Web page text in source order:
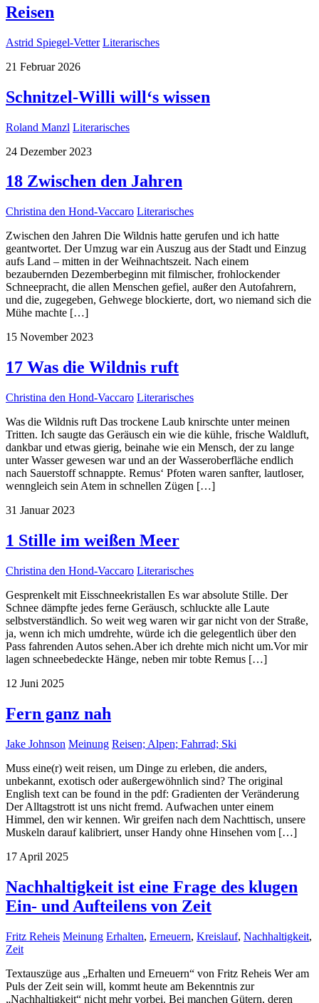
Reisen
Astrid Spiegel-Vetter Literarisches
21 Februar 2026
Schnitzel-Willi will‘s wissen
Roland Manzl Literarisches
24 Dezember 2023
18 Zwischen den Jahren
Christina den Hond-Vaccaro Literarisches
Zwischen den Jahren Die Wildnis hatte gerufen und ich hatte
geantwortet. Der Umzug war ein Auszug aus der Stadt und Einzug
aufs Land – mitten in der Weihnachtszeit. Nach einem
bezaubernden Dezemberbeginn mit filmischer, frohlockender
Schneepracht, die allen Menschen gefiel, außer den Autofahrern,
und die, zugegeben, Gehwege blockierte, dort, wo niemand sich die
Mühe machte […]
15 November 2023
17 Was die Wildnis ruft
Christina den Hond-Vaccaro Literarisches
Was die Wildnis ruft Das trockene Laub knirschte unter meinen
Tritten. Ich saugte das Geräusch ein wie die kühle, frische Waldluft,
dankbar und etwas gierig, beinahe wie ein Mensch, der zu lange
unter Wasser gewesen war und an der Wasseroberfläche endlich
nach Sauerstoff schnappte. Remus‘ Pfoten waren sanfter, lautloser,
wenngleich sein Atem in schnellen Zügen […]
31 Januar 2023
1 Stille im weißen Meer
Christina den Hond-Vaccaro Literarisches
Gesprenkelt mit Eisschneekristallen Es war absolute Stille. Der
Schnee dämpfte jedes ferne Geräusch, schluckte alle Laute
selbstverständlich. So weit weg waren wir gar nicht von der Straße,
ja, wenn ich mich umdrehte, würde ich die gelegentlich über den
Pass fahrenden Autos sehen.Aber ich drehte mich nicht um.Vor mir
lagen schneebedeckte Hänge, neben mir tobte Remus […]
12 Juni 2025
Fern ganz nah
Jake Johnson Meinung Reisen; Alpen; Fahrrad; Ski
Muss eine(r) weit reisen, um Dinge zu erleben, die anders,
unbekannt, exotisch oder außergewöhnlich sind? The original
English text can be found in the pdf: Gradienten der Veränderung
Der Alltagstrott ist uns nicht fremd. Aufwachen unter einem
Himmel, den wir kennen. Wir greifen nach dem Nachttisch, unsere
Muskeln darauf kalibriert, unser Handy ohne Hinsehen vom […]
17 April 2025
Nachhaltigkeit ist eine Frage des klugen
Ein- und Aufteilens von Zeit
Fritz Reheis Meinung Erhalten, Erneuern, Kreislauf, Nachhaltigkeit,
Zeit
Textauszüge aus „Erhalten und Erneuern“ von Fritz Reheis Wer am
Puls der Zeit sein will, kommt heute am Bekenntnis zur
„Nachhaltigkeit“ nicht mehr vorbei. Bei manchen Gütern, deren